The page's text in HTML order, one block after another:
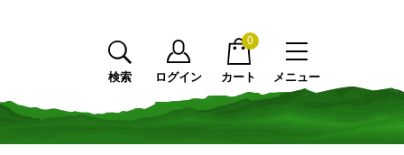
メニュー
検索 ログイン カート
0